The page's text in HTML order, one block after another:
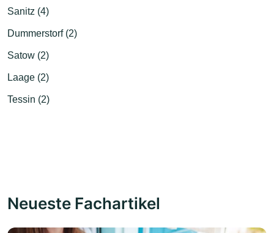
Sanitz (4)
Dummerstorf (2)
Satow (2)
Laage (2)
Tessin (2)
Neueste Fachartikel